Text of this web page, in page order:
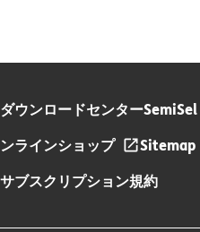
ダウンロードセンターSemiSel
ンラインショップ
Sitemap
サブスクリプション規約